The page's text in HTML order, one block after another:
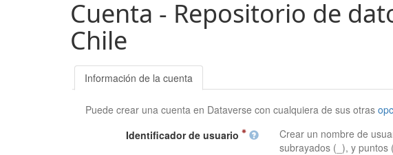
Cuenta - Repositorio de
Chile
Información de la cuenta
Puede crear una cuenta en Dataverse con cualquiera de sus otras
Identificador de usuario
Crear un nombre de
subrayados (_), y puntos